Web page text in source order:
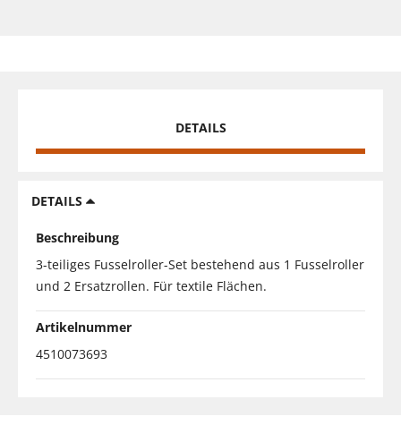
DETAILS
DETAILS
Beschreibung
3-teiliges Fusselroller-Set bestehend aus 1 Fusselroller
und 2 Ersatzrollen. Für textile Flächen.
Artikelnummer
4510073693